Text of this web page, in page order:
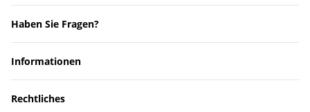
Haben Sie Fragen?
Informationen
Rechtliches